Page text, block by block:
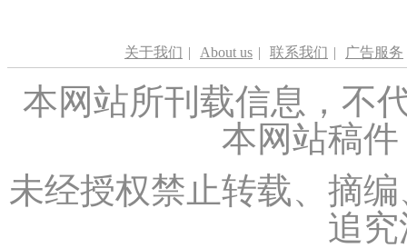
关于我们 | About us | 联系我们 | 广告服务
本网站所刊载信息，不
本网站稿
未经授权禁止转载、摘
追